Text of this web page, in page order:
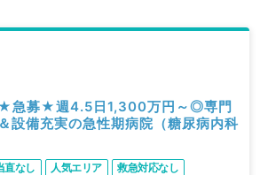
★急募★週4.5日1,300万円～◎専門
設備充実の急性期病院（糖尿病内科
直なし 人気エリア
救急対応なし